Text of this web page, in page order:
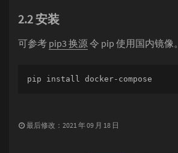
2.2 安装
可参考 pip3 换源令 pip 使用国内镜像。
pip install docker-compose
最后修改：2021 年 09 月 18 日